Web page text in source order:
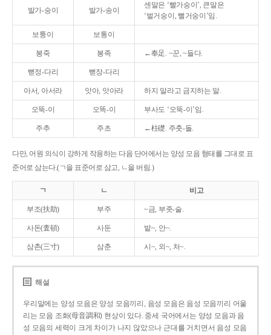
발가-숭이 발가-송이
센말은 ‘빨가숭이’, 큰말은
‘벌거숭이, 뻘거숭이’임.
보퉁이 보통이
봉죽 봉족 ←奉足. ~꾼, ~들다.
뻗정-다리 뻗장-다리
아서, 아서라 앗아, 앗아라 하지 말라고 금지하는 말.
오뚝-이 오똑-이 부사도 ‘오뚝-이’임.
주추 주초 ←柱礎. 주춧-돌.
다만, 어원 의식이 강하게 작용하는 다음 단어에서는 양성 모음 형태를 그대로 표
준어로 삼는다.(ㄱ을 표준어로 삼고, ㄴ을 버림.)
ㄱ ㄴ 비고
부조(扶助) 부주 ~금, 부좃-술.
사돈(査頓) 사둔 밭~, 안~.
삼촌(三寸) 삼춘 시~, 외~, 처~.
해설
우리말에는 양성 모음은 양성 모음끼리, 음성 모음은 음성 모음끼리 어울
리는 모음 조화(母音調和) 현상이 있다. 중세 국어에서는 양성 모음과 음
성 모음의 세력이 크게 차이가 나지 않았으나 근대를 거치면서 음성 모음